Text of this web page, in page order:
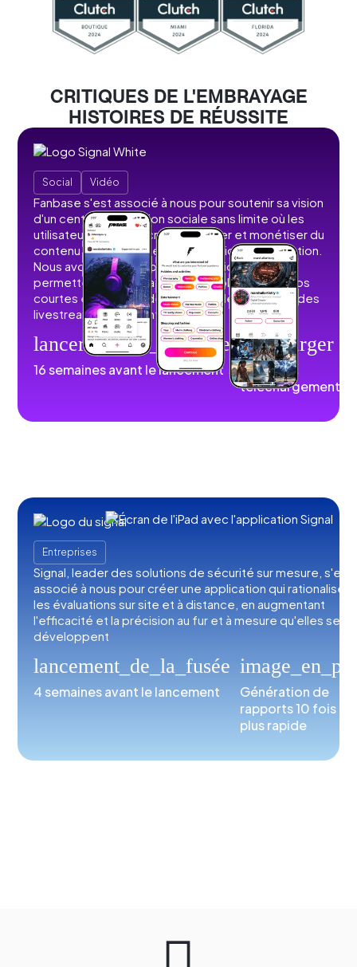
CRITIQUES DE L'EMBRAYAGE
HISTOIRES DE RÉUSSITE
Social Vidéo
Fanbase s'est associé à nous pour soutenir sa vision
d'un centre de création sociale sans limite où les
utilisateurs peuvent créer, partager et monétiser du
contenu sans publicité, ni interdiction ou restriction.
Nous avons développé des fonctionnalités qui
permettent aux utilisateurs de publier des vidéos
courtes et longues, des images, des histoires, des
livestreams et du contenu audio.
lancement_de_la_fusée
16 semaines avant le lancement
télécharger
100K+
téléchargements
Entreprises
Signal, leader des solutions de sécurité sur mesure, s'est
associé à nous pour créer une application qui rationalise
les évaluations sur site et à distance, en augmentant
l'efficacité et la précision au fur et à mesure qu'elles se
développent
lancement_de_la_fusée
4 semaines avant le lancement
Génération de
rapports 10 fois
plus rapide